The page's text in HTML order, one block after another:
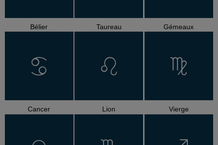
Bélier Taureau Gémeaux
Cancer Lion Vierge